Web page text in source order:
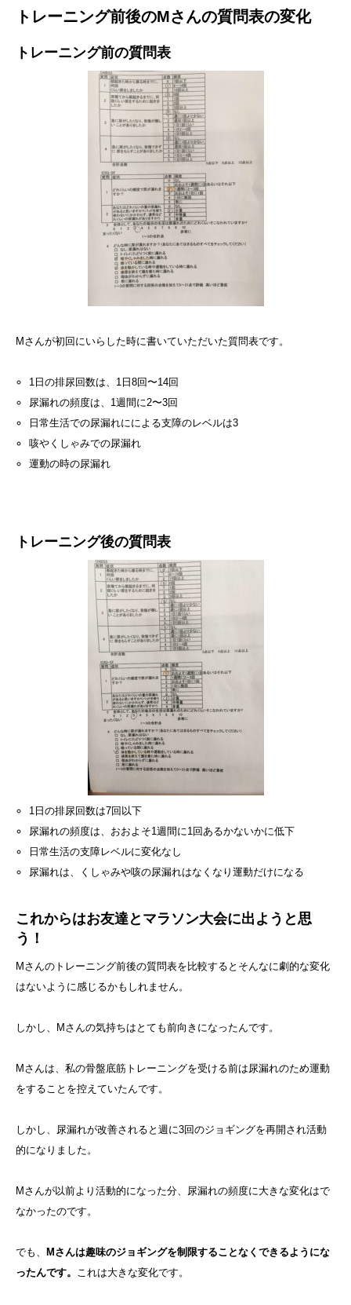
トレーニング前後のMさんの質問表の変化
トレーニング前の質問表
Mさんが初回にいらした時に書いていただいた質問表です。
1日の排尿回数は、1日8回〜14回
尿漏れの頻度は、1週間に2〜3回
日常生活での尿漏れにによる支障のレベルは3
咳やくしゃみでの尿漏れ
運動の時の尿漏れ
トレーニング後の質問表
1日の排尿回数は7回以下
尿漏れの頻度は、おおよそ1週間に1回あるかないかに低下
日常生活の支障レベルに変化なし
尿漏れは、くしゃみや咳の尿漏れはなくなり運動だけになる
これからはお友達とマラソン大会に出ようと思
う！
Mさんのトレーニング前後の質問表を比較するとそんなに劇的な変化
はないように感じるかもしれません。
しかし、Mさんの気持ちはとても前向きになったんです。
Mさんは、私の骨盤底筋トレーニングを受ける前は尿漏れのため運動
をすることを控えていたんです。
しかし、尿漏れが改善されると週に3回のジョギングを再開され活動
的になりました。
Mさんが以前より活動的になった分、尿漏れの頻度に大きな変化はで
なかったのです。
でも、
Mさんは趣味のジョギングを制限することなくできるようにな
ったんです。 これは大きな変化です。